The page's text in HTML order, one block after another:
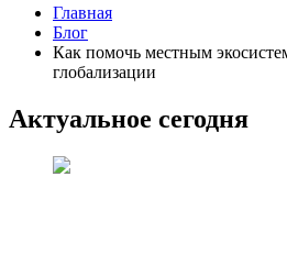
Главная
Блог
Как помочь местным
глобализации
Актуальное сегодня